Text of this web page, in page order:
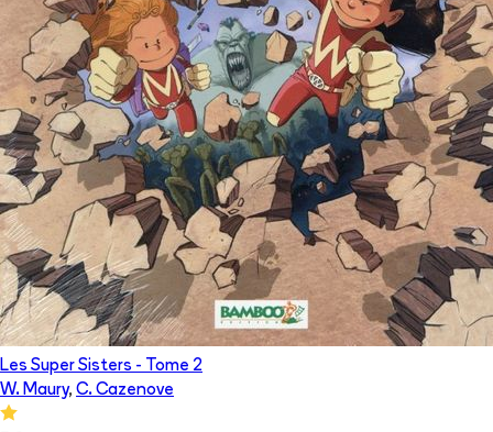
Les Super Sisters - Tome 2
W. Maury, C. Cazenove